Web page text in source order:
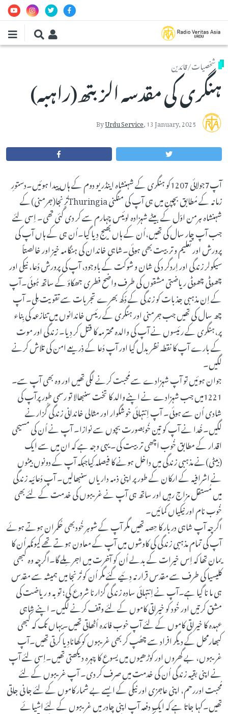
شخصیات/قائدین
ہنگری کی مقدسہ الزبتھ(راہبہ)
ByUrdu Service,13 January, 2025
آپ7جولائی 1207کو ہنگری کے شہنشاہ اینڈریو دوم کے ہاں پیدا ہوئیں۔دستورِ
زمانہ کے مُطابق بچپن میں ہی آپ کی منگنی Thuringiaتُرِنجا(جرمنی)کے
شہنشاہ ہرمن اوّل کے بیٹے شہزادہ لوئیس چہارم سے کر دی گئی تھی۔ اِسی لئے
جب آپ چار سال کی تھیں،اُن کے ہاں بھیج دِیا گیا۔اُن ہی کے ہاں آپ کی
پرورش اور تعلیم و تربیت بھی ہوئی۔شاہی خاندان کی ہنگامہ خیز اور خالصتاً
سیکولر زندگی اور اِردگر د کی شان و شوکت کے باوجود، آپ کی پرورش دُعا، نیکی اور
چھوٹی چھوٹی ریاضتی مشقوں کی طرف واضح فطری جھکاؤ کے ساتھ ہُوئی۔آپ
کے اِن مذہبی جذبات کو زندگی کے دُکھ بھرے تجربات سے تقویت مِلی۔ آپ
چھ سال کی تھیں جب جرمنی اور ہنگری کے رئیس خاندانوں میں تنازعہ کی بِناء
پر،ہنگری کے رئیسوں نے آپ کی والدہ محترمہ کا قتل کر دِیا۔ زندگی اور موت
کے بارے آپ کا نقطہ نظر بدل گیا اور آپ دُعا کے ذریعے امن کی تلاش کرنے
لگیں۔
جوان ہوئیں تو آپ شہزادے سے مُحبت کرنے لگی تھیں اور وہ بھی آپ سے۔
1221میں جب شہزادے نے اپنے والد کا تخت سنبھالا تو رسمی طور پرآپ کی
شادی اُن سے ہوئی۔ آپ اِنتہائی خوشگوار اور مثالی خاندانی زندگی گُزارنے
لگیں۔خُدا نے آپ کو تین خُوبصورت بچوں سے نوازا۔ آپ نے اُن کی مسیحی
اقدار کے مطابق خُوب اچھی تربیت کی۔ یہی وجہ ہے کہ ان میں سے ایک
(بیٹی)نے مذہبی زندگی میں داخل ہونے کا فیصلہ کِیاجبکہ آپ کے دونوں بیٹوں
نے اشرافیہ کے ارکان کے طور پر اپنی ذمہ داریاں سنبھالیں۔ آپ دُعائیہ زندگی
میں مُستقل مزاج رہیں اور ساتھ ہی آپ نے غریبوں کی خدمت کے لئے بھی
خُوب نام اور نیکیاں کمائیں۔
اگرچہ آپ شاہی دربار کا حِصہ تھیں مگر آپ کے شوہر خُودبھی حُکمران ہوتے ہوئے
آپ کی تمام مذہبی زندگی کی کاوشوں میں آپ کے معاون ہوتے تھے کیونکہ اُن کا
یمان تھا کہ اِس خیرات کے بدلے اُن کو آخرت میں اجر مِلے گا۔اگرچہ وہ کبھی
کلیسیا کی طرف سے مقدس قرار نہ دِئیے گئے مگر اُن کو تُرنجا میں ہمیشہ سے مقدس
ہی ما نا گیا ہے۔آپ نے اِنتہائی سادہ زندگی گزارنا شروع کی؛ توبہ و ریاضت کی
مشق کرتیں اور خُود کو خیراتی کاموں کے لئے وقف کرنے لگیں۔ اپنے شاہی
عہدہ کا خیراتی کاموں کے لئے آپ خوب فائدہ اُٹھاتی تھیں۔یہاں تک کہ کبھی
کبھارمحل کے دیگر افراد سے چھُپ کر بھی غریبوں کو کھانادِیا کرتی تھیں۔آپ
غریبوں، بے گھروں اور کوڑھیوں میں یسوع کا چہرہ دیکھتی تھیں۔اِسی لئے آپ
نے اپنی بقیہ زندگی اُن کی خدمت میں صرف کر دی۔ آپ غریبوں کے لئے
مُحبت اوررحم، اپنی عاجزی اور نیکی کے ایسے بے شمار کاموں کے لئے جا نی جاتی
تھیں۔کہا جاتا ہے کہ ایک دفعہ آپ اپنی چادر میں غریبوں کے لئے اشیائے